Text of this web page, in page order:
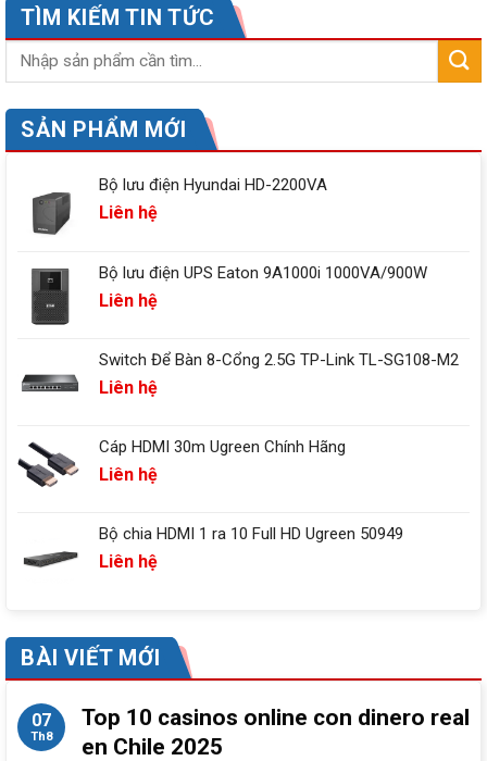
TÌM KIẾM TIN TỨC
SẢN PHẨM MỚI
Bộ lưu điện Hyundai HD-2200VA
Liên hệ
Bộ lưu điện UPS Eaton 9A1000i 1000VA/900W
Liên hệ
Switch Để Bàn 8-Cổng 2.5G TP-Link TL-SG108-M2
Liên hệ
Cáp HDMI 30m Ugreen Chính Hãng
Liên hệ
Bộ chia HDMI 1 ra 10 Full HD Ugreen 50949
Liên hệ
BÀI VIẾT MỚI
07
Th8
Top 10 casinos online con dinero real
en Chile 2025